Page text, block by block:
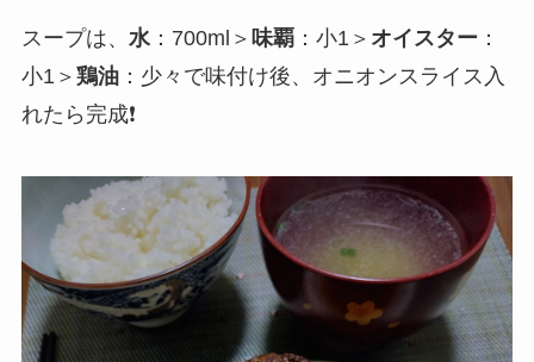
スープは、 水：700ml＞ 味覇：小1＞ オイスター ：
小1＞ 鶏油：少々で味付け後、オニオンスライス入
れたら完成❗